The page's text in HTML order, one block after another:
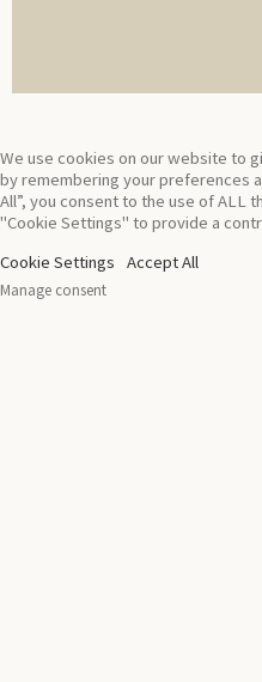
We use cookies on our website to
by remembering your preferences
All”, you consent to the use of ALL
"Cookie Settings" to provide a
Cookie Settings
Accept All
Manage consent